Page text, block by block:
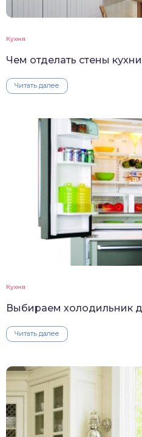
Кухня
Чем отделать стены
Читать далее
Кухня
Выбираем холодильник
Читать далее